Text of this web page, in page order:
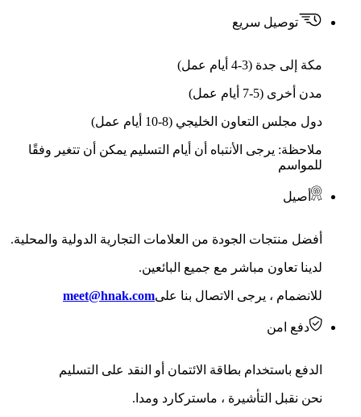
توصيل سريع
مكة إلى جدة (3-4 أيام عمل)
مدن أخرى (5-7 أيام عمل)
دول مجلس التعاون الخليجي (8-10 أيام عمل)
ملاحظة: يرجى الأنتباه أن أيام التسليم يمكن أن تتغير وفقًا
للمواسم
أصيل
أفضل منتجات الجودة من العلامات التجارية الدولية والمحلية.
لدينا تعاون مباشر مع جميع البائعين.
للانضمام ، يرجى الاتصال بنا علىmeet@hnak.com
دفع امن
الدفع باستخدام بطاقة الائتمان أو النقد على التسليم
نحن نقبل التأشيرة ، ماستركارد ومدا.